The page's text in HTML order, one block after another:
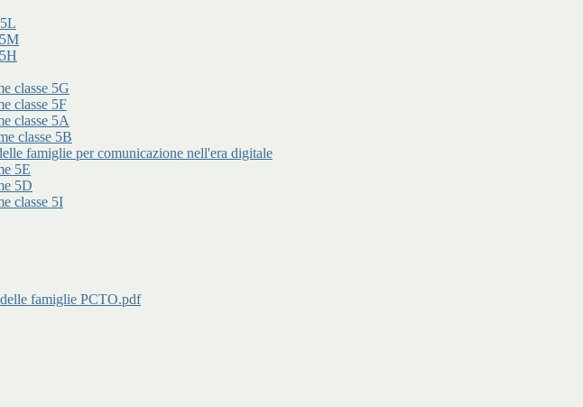
classe 5G
classe 5F
classe 5A
classe 5B
famiglie per comunicazione nell'era digitale
5E
5D
classe 5I
famiglie PCTO.pdf